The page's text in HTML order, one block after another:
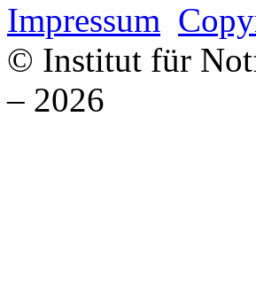
Impressum
© Institut für
– 2026